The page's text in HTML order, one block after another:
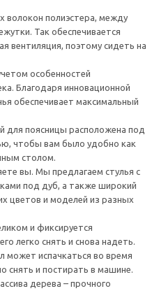
волокон полиэстера, между
Так обеспечивается
вентиляция, поэтому сидеть на
особенностей
Благодаря инновационной
обеспечивает максимальный
для поясницы расположена под
чтобы вам было удобно как
столом.
вы. Мы предлагаем стулья с
под дуб, а также широкий
цветов и моделей из разных
и фиксируется
легко снять и снова надеть.
может испачкаться во время
и постирать в машине.
дерева – прочного